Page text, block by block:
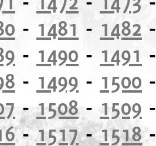
- 1481 - 1482
- 1490 - 1491
- 1499 - 1500
-1508- 1509
-1517-1518